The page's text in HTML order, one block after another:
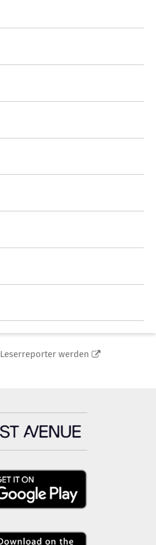
Leserreporter werden